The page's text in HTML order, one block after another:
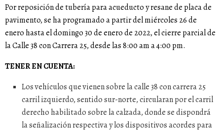
Por reposición de tubería para acueducto y resane de placa de
pavimento, se ha programado a partir del miércoles 26 de
enero hasta el domingo 30 de enero de 2022, el cierre parcial de
la Calle 38 con Carrera 25, desde las 8:00 am a 4:00 pm.
TENER EN CUENTA:
Los vehículos que vienen sobre la calle 38 con carrera 25
carril izquierdo, sentido sur-norte, circularan por el carril
derecho habilitado sobre la calzada, donde se dispondrá
la señalización respectiva y los dispositivos acordes para